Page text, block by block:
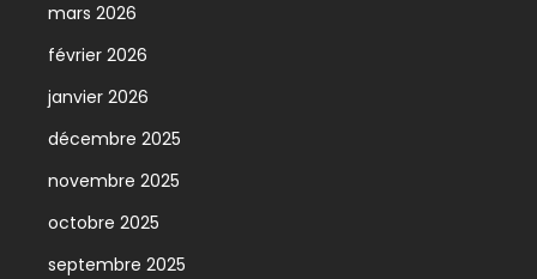
mars 2026
février 2026
janvier 2026
décembre 2025
novembre 2025
octobre 2025
septembre 2025